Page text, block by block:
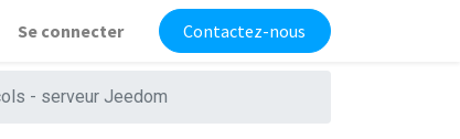
Se connecter Contactez-nous
- serveur Jeedom